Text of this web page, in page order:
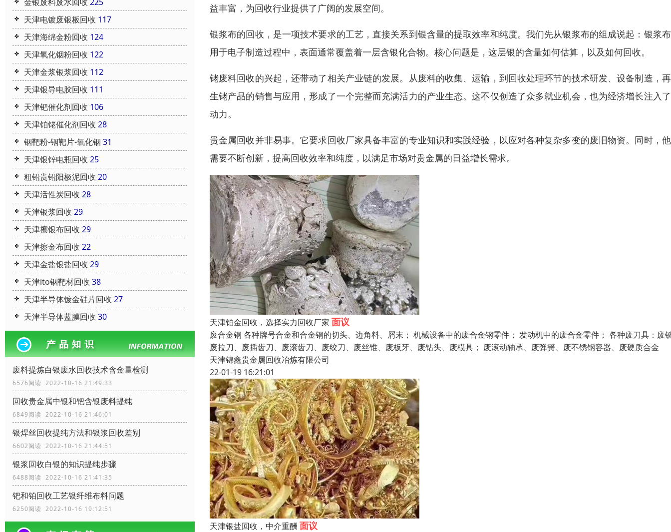
天津电镀废银板回收 117
天津海绵金粉回收 124
天津氧化铟粉回收 122
天津金浆银浆回收 112
天津银导电胶回收 111
天津钯催化剂回收 106
天津铂铑催化剂回收 28
铟靶粉-铟靶片-氧化铟 31
天津银锌电瓶回收 25
粗铅贵铅阳极泥回收 20
天津活性炭回收 28
天津银浆回收 29
天津擦银布回收 29
天津擦金布回收 22
天津金盐银盐回收 29
天津ito铟靶材回收 38
天津半导体镀金硅片回收 27
天津半导体蓝膜回收 30
废料提炼白银废水回收技术含金量检测
6576阅读 2022-10-16 21:49:33
回收贵金属中银和钯含银废料提纯
6849阅读 2022-10-16 21:46:01
银焊丝回收提纯方法和银浆回收差别
6602阅读 2022-10-16 21:44:51
银浆回收白银的知识提纯步骤
6488阅读 2022-10-16 21:41:35
钯和铂回收工艺银纤维布料问题
6250阅读 2022-10-16 19:12:51
益丰富，为回收行业提供了广阔的发展空间。
银浆布的回收，是一项技术要求的工艺，直接关系到银含量的提取效率和纯度。我们先从银浆布的组成说起：银浆
用于电子制造过程中，表面通常覆盖着一层含银化合物。核心问题是，这层银的含量如何估算，以及如何回收。
铑废料回收的兴起，还带动了相关产业链的发展。从废料的收集、运输，到回收处理环节的技术研发、设备制造，
生铑产品的销售与应用，形成了一个完整而充满活力的产业生态。这不仅创造了众多就业机会，也为经济增长注入
动力。
贵金属回收并非易事。它要求回收厂家具备丰富的专业知识和实践经验，以应对各种复杂多变的废旧物资。同时，
需要不断创新，提高回收效率和纯度，以满足市场对贵金属的日益增长需求。
天津铂金回收，选择实力回收厂家 面议
废合金钢 各种牌号合金和合金钢的切头、边角料、屑末； 机械设备中的废合金钢零件； 发动机中的废合金零件； 各种废刀具：废
废拉刀、废插齿刀、废滚齿刀、废绞刀、废丝锥、废板牙、废钻头、废模具； 废滚动轴承、废弹簧、废不锈钢容器、废硬质合金
天津锦鑫贵金属回收冶炼有限公司
22-01-19 16:21:01
天津银盐回收，中介重酬 面议